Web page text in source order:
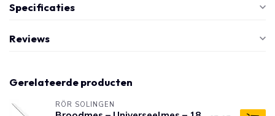
Specificaties
Reviews
Gerelateerde producten
RÖR SOLINGEN